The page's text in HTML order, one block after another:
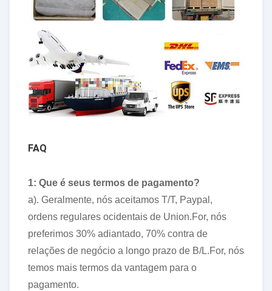
FAQ
1: Que é seus termos de pagamento?
a). Geralmente, nós aceitamos T/T, Paypal,
ordens regulares ocidentais de Union.For, nós
preferimos 30% adiantado, 70% contra de
relações de negócio a longo prazo de B/L.For, nós
temos mais termos da vantagem para o
pagamento.